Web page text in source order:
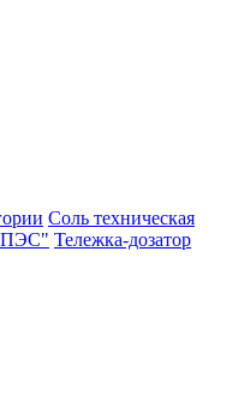
Соль техническая
Тележка-дозатор